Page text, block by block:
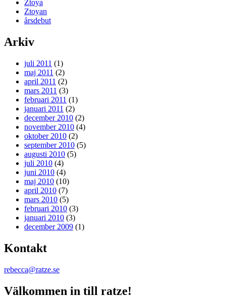
Ztoya
Ztoyan
årsdebut
Arkiv
juli 2011 (1)
maj 2011 (2)
april 2011 (2)
mars 2011 (3)
februari 2011 (1)
januari 2011 (2)
december 2010 (2)
november 2010 (4)
oktober 2010 (2)
september 2010 (5)
augusti 2010 (5)
juli 2010 (4)
juni 2010 (4)
maj 2010 (10)
april 2010 (7)
mars 2010 (5)
februari 2010 (3)
januari 2010 (3)
december 2009 (1)
Kontakt
rebecca@ratze.se
Välkommen in till ratze!